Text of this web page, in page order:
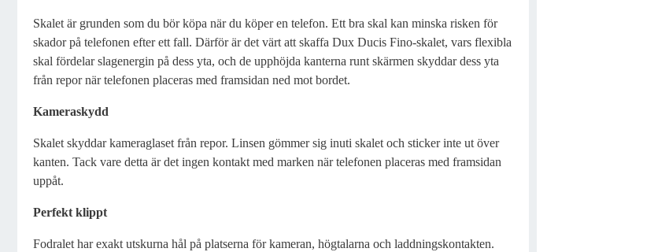
Skalet är grunden som du bör köpa när du köper en telefon. Ett bra skal kan minska risken för
skador på telefonen efter ett fall. Därför är det värt att skaffa Dux Ducis Fino-skalet, vars flexibla
skal fördelar slagenergin på dess yta, och de upphöjda kanterna runt skärmen skyddar dess yta
från repor när telefonen placeras med framsidan ned mot bordet.
Kameraskydd
Skalet skyddar kameraglaset från repor. Linsen gömmer sig inuti skalet och sticker inte ut över
kanten. Tack vare detta är det ingen kontakt med marken när telefonen placeras med framsidan
uppåt.
Perfekt klippt
Fodralet har exakt utskurna hål på platserna för kameran, högtalarna och laddningskontakten.